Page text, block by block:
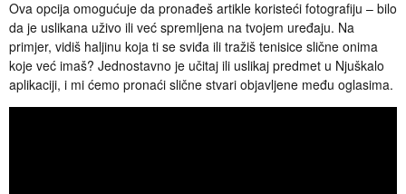
Ova opcija omogućuje da pronađeš artikle koristeći fotografiju – bilo
da je uslikana uživo ili već spremljena na tvojem uređaju. Na
primjer, vidiš haljinu koja ti se sviđa ili tražiš tenisice slične onima
koje već imaš? Jednostavno je učitaj ili uslikaj predmet u Njuškalo
aplikaciji, i mi ćemo pronaći slične stvari objavljene među oglasima.